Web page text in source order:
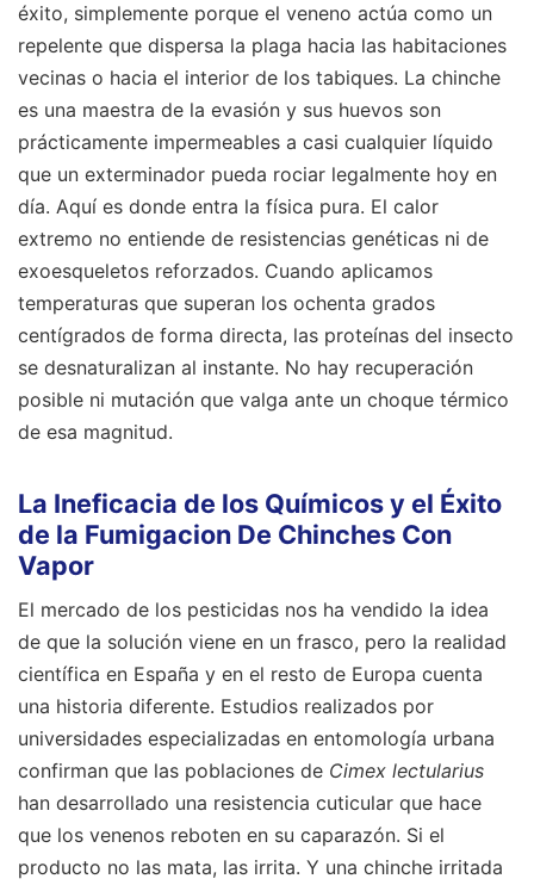
éxito, simplemente porque el veneno actúa como un
repelente que dispersa la plaga hacia las habitaciones
vecinas o hacia el interior de los tabiques. La chinche
es una maestra de la evasión y sus huevos son
prácticamente impermeables a casi cualquier líquido
que un exterminador pueda rociar legalmente hoy en
día. Aquí es donde entra la física pura. El calor
extremo no entiende de resistencias genéticas ni de
exoesqueletos reforzados. Cuando aplicamos
temperaturas que superan los ochenta grados
centígrados de forma directa, las proteínas del insecto
se desnaturalizan al instante. No hay recuperación
posible ni mutación que valga ante un choque térmico
de esa magnitud.
La Ineficacia de los Químicos y el Éxito
de la Fumigacion De Chinches Con
Vapor
El mercado de los pesticidas nos ha vendido la idea
de que la solución viene en un frasco, pero la realidad
científica en España y en el resto de Europa cuenta
una historia diferente. Estudios realizados por
universidades especializadas en entomología urbana
confirman que las poblaciones de Cimex lectularius
han desarrollado una resistencia cuticular que hace
que los venenos reboten en su caparazón. Si el
producto no las mata, las irrita. Y una chinche irritada